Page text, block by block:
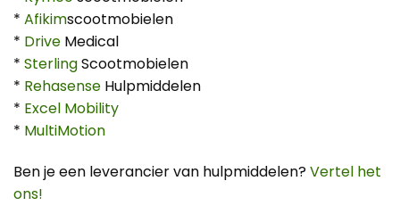
* Afikimscootmobielen
* Drive Medical
* SterlingScootmobielen
* Rehasense Hulpmiddelen
* Excel Mobility
* MultiMotion
Ben je een leverancier van hulpmiddelen?Vertel het
ons!